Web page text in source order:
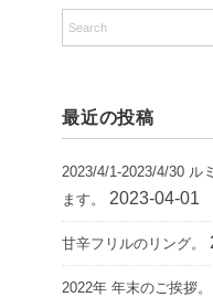
最近の投稿
2023/4/1-2023/4/30 ル
ます。
2023-04-01
甘辛フリルのリング。
2022年 年末のご挨拶。